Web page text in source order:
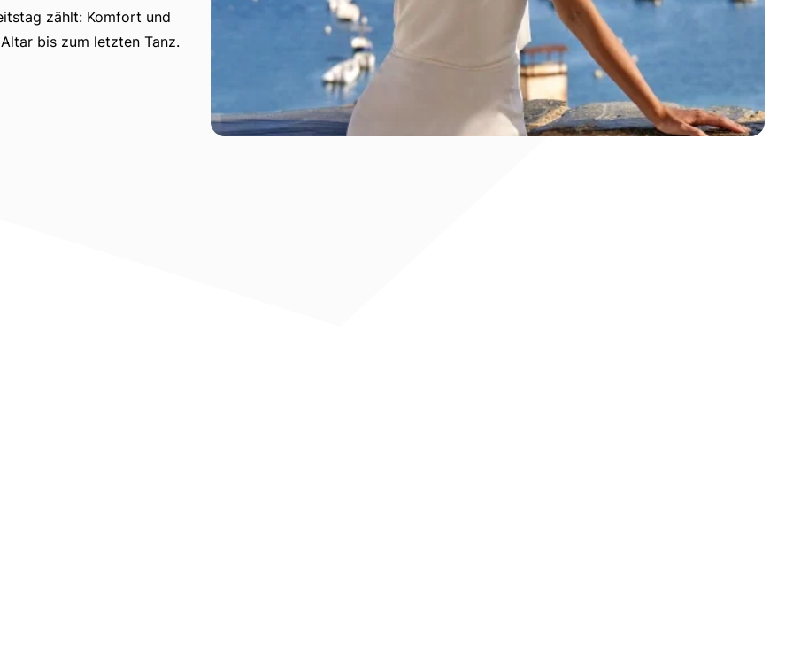
zählt: Komfort und
bis zum letzten Tanz.